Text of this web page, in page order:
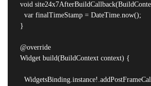
void
    var finalTimeStamp = DateTime.now();
  }
  @override
  Widget build(BuildContext context) {